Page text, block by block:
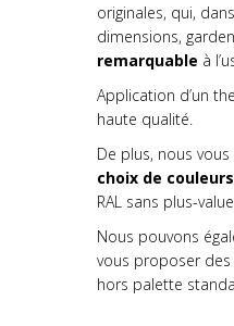
originales, qui,
dimensions,
remarquable à
Application d’un
haute qualité.
De plus, nous
choix de couleurs
RAL sans plus-
Nous pouvons
vous proposer
hors palette